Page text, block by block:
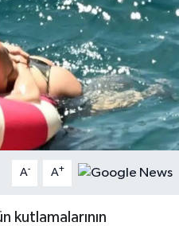
A- A+
kutlamalarının